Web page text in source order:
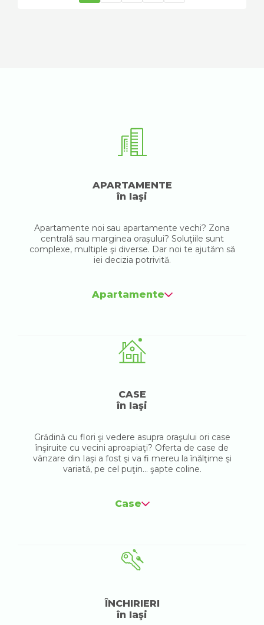
APARTAMENTE
în Iaşi
Apartamente noi sau apartamente vechi? Zona
centrală sau marginea oraşului? Soluţiile sunt
complexe, multiple şi diverse. Dar noi te ajutăm să
iei decizia potrivită.
Apartamente
CASE
în Iaşi
Grădină cu flori şi vedere asupra oraşului ori case
înşiruite cu vecini aproapiaţi? Oferta de case de
vânzare din Iaşi a fost şi va fi mereu la înălţime şi
variată, pe cel puţin... şapte coline.
Case
ÎNCHIRIERI
în Iaşi